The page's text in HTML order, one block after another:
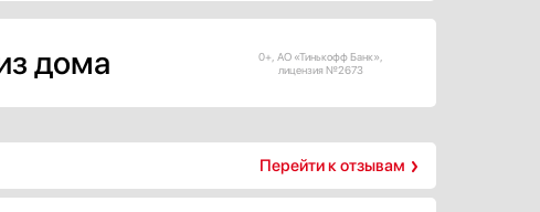
дома
0+, АО «Тинькофф Банк»,
лицензия №2673
Перейти к отзывам